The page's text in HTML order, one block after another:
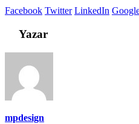
Facebook Twitter LinkedIn
Yazar
mpdesign